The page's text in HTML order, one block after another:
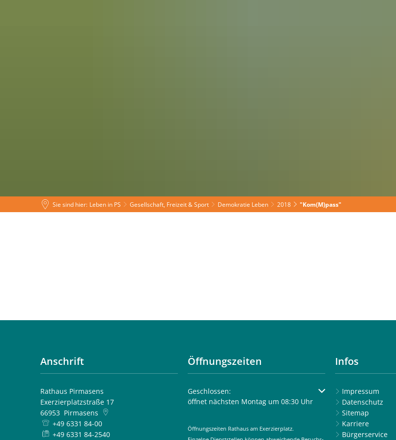
Sie sind hier: Leben in PS Gesellschaft, Freizeit & Sport Demokratie Leben 2018 "Kom(M)pass"
Anschrift
Rathaus Pirmasens
Exerzierplatzstraße 17
66953 Pirmasens
+49 6331 84-00
+49 6331 84-2540
Öffnungszeiten
Klicken, um weitere Öffnungs- oder Schließzeiten auszublenden
Geschlossen:
öffnet nächsten Montag um 08:30 Uhr
Öffnungszeiten Rathaus am Exerzierplatz.
Infos
Impressum
Datenschutz
Sitemap
Karriere
Bürgerservice